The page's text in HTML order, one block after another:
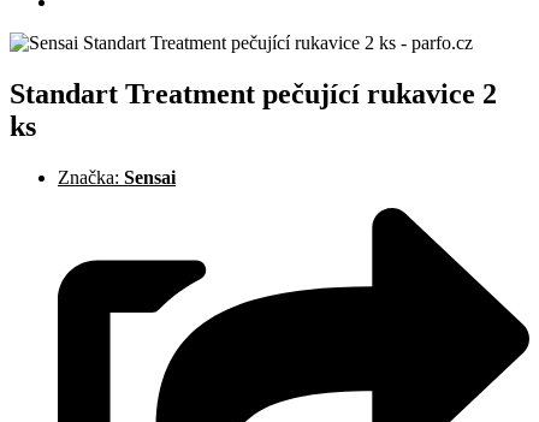
Standart Treatment pečující rukavice 2
ks
Značka: Sensai